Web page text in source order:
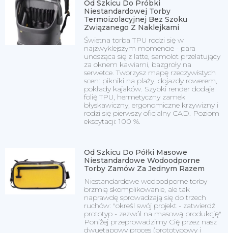
Od Szkicu Do Próbki
Niestandardowej Torby
Termoizolacyjnej Bez Szoku
Związanego Z Naklejkami
Świetna torba TPU rodzi się w
najzwyklejszym momencie - para
unosząca się z latte, samolot przelatujący
za oknem kawiarni, bazgroły na
serwetce. Tworzysz mapę rzeczywistych
scen: pikniki na plaży, dojazdy rowerem,
pokłady kajaków. Szybki render dodaje
folię TPU, hermetyczny zamek
błyskawiczny, ergonomiczne krzywizny i
rodzi się pierwszy oficjalny CAD. Poziom
ekscytacji: 100 %.
Od Szkicu Do Półki Masowe
Niestandardowe Wodoodporne
Torby Zamów Za Jednym Razem
Niestandardowe wodoodporne torby
brzmią skomplikowanie, ale tak
naprawdę sprowadzają się do trzech
ruchów: "określ swój projekt - zatwierdź
prototyp - zezwól na masową produkcję".
Poniżej przeprowadzimy Cię przez nasz
dwuetapowy proces (prototypowy i